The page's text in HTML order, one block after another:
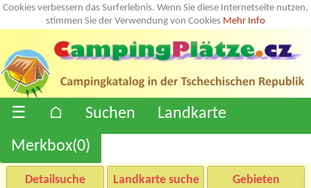
Cookies verbessern das Surferlebnis. Wenn Sie diese Internetseite nutzen,
stimmen Sie der Verwendung von Cookies Mehr Info
☰ ⌂ Suchen
Landkarte
Merkbox(0)
Detailsuche Landkarte suche Gebieten